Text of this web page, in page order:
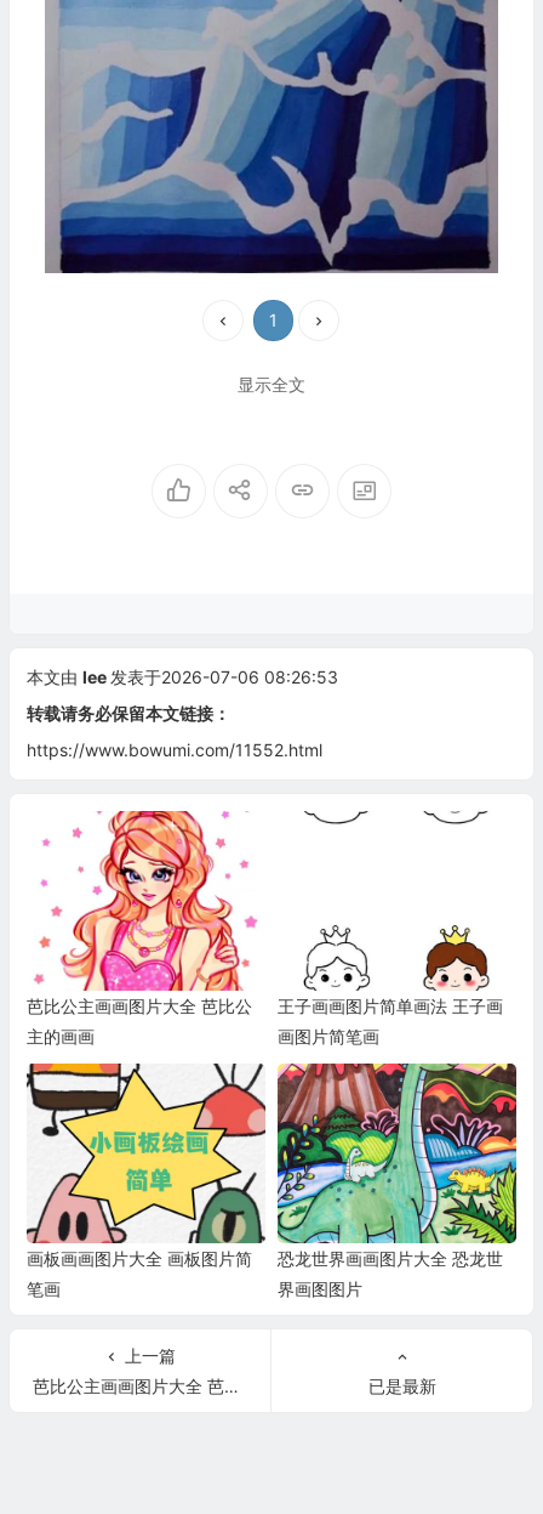
1
显示全文
本文由 lee 发表于2026-07-06 08:26:53
转载请务必保留本文链接：
https://www.bowumi.com/11552.html
芭比公主画画图片大全 芭比公
主的画画
王子画画图片简单画法 王子画
画图片简笔画
画板画画图片大全 画板图片简
笔画
恐龙世界画画图片大全 恐龙世
界画图图片
上一篇
芭比公主画画图片大全 芭比公主的画画
已是最新